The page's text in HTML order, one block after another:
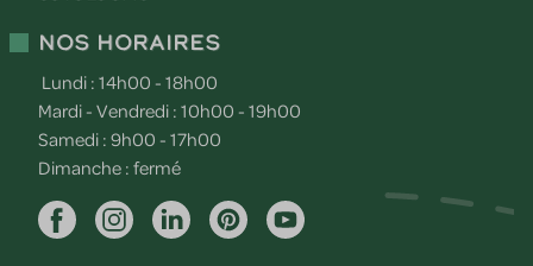
Nos horaires
Lundi : 14h00 - 18h00
Mardi - Vendredi : 10h00 - 19h00
Samedi : 9h00 - 17h00
Dimanche : fermé